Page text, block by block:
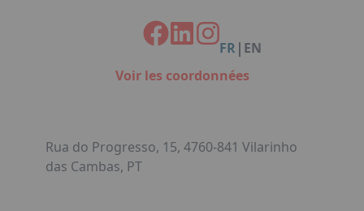
Organisation de dîners / soirées de gala
Qui sommes-nous ?
Accéder au complexe
Politique RSE
FR | EN
Voir les coordonnées
Rua do Progresso, 15, 4760-841 Vilarinho
das Cambas, PT